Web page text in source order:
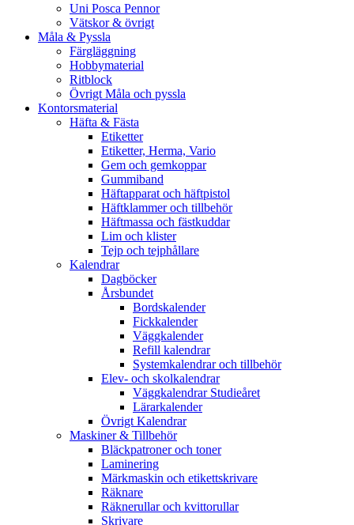
Uni Posca Pennor
Vätskor & övrigt
Måla & Pyssla
Färgläggning
Hobbymaterial
Ritblock
Övrigt Måla och pyssla
Kontorsmaterial
Häfta & Fästa
Etiketter
Etiketter, Herma, Vario
Gem och gemkoppar
Gummiband
Häftapparat och häftpistol
Häftklammer och tillbehör
Häftmassa och fästkuddar
Lim och klister
Tejp och tejphållare
Kalendrar
Dagböcker
Årsbundet
Bordskalender
Fickkalender
Väggkalender
Refill kalendrar
Systemkalendrar och tillbehör
Elev- och skolkalendrar
Väggkalendrar Studieåret
Lärarkalender
Övrigt Kalendrar
Maskiner & Tillbehör
Bläckpatroner och toner
Laminering
Märkmaskin och etikettskrivare
Räknare
Räknerullar och kvittorullar
Skrivare